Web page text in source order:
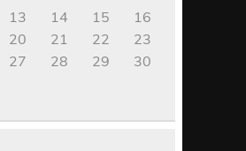
13 14 15
16
20 21 22
23
27 28 29
30